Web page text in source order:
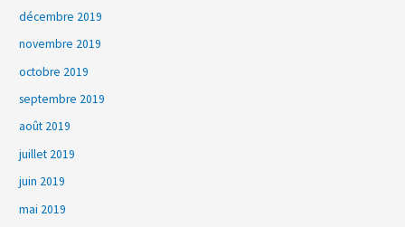
décembre 2019
novembre 2019
octobre 2019
septembre 2019
août 2019
juillet 2019
juin 2019
mai 2019